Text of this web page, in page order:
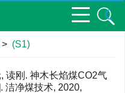
> (S1)
读刚. 神木长焰煤CO2气
洁净煤技术, 2020,